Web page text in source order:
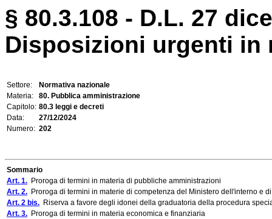
§ 80.3.108 - D.L. 27
Disposizioni urgenti in
Settore:
Normativa nazionale
Materia:
80. Pubblica amministrazione
Capitolo: 80.3 leggi e decreti
Data:
27/12/2024
Numero: 202
Sommario
Art. 1. Proroga di termini in materia di pubbliche amministrazioni
Art. 2. Proroga di termini in materie di competenza del Ministero dell'interno e
Art. 2 bis. Riserva a favore degli idonei della graduatoria della procedura
Art. 3. Proroga di termini in materia economica e finanziaria